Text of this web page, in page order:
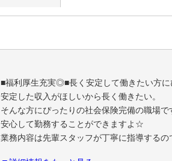
■福利厚生充実◎■長く安定して働きたい方に
安定した収入がほしいから長く働きたい。
そんな方にぴったりの社会保険完備の職場で
安心して勤務することができますよ☆
業務内容は先輩スタッフが丁寧に指導する